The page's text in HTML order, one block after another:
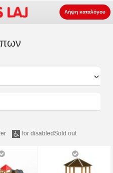
Λήψη καταλόγου
for disabledSold out